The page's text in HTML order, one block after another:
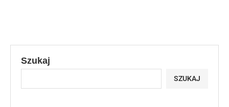
Szukaj
SZUKAJ